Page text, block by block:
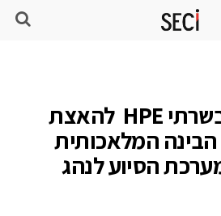
סובארו בחרה בשרתי HPE להאצת
המלאכותית
הסיוע לנהג